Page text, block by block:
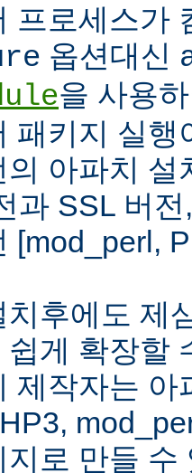
프로세스가
옵션대신
을 사용
패키지 실행
의 아파치 설
과 SSL 버
[mod_perl,
치후에도 제
쉽게 확장할
제작자는 아
지로 만들 수